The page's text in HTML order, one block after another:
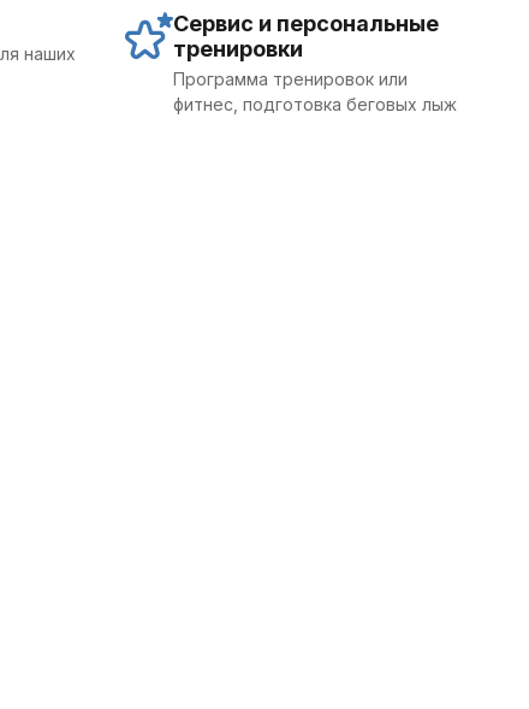
наших
Сервис и персональные
тренировки
Программа тренировок или
фитнес, подготовка беговых лыж